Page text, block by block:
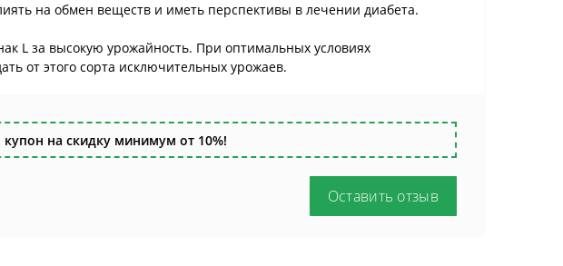
на обмен веществ и иметь перспективы в лечении диабета.
L за высокую урожайность. При оптимальных условиях
от этого сорта исключительных урожаев.
на скидку минимум от 10%!
Оставить отзыв